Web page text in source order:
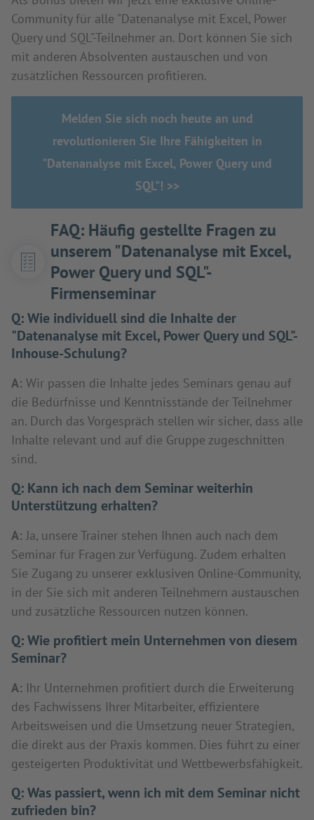
Community für alle "Datenanalyse mit Excel, Power
Query und SQL"-Teilnehmer an. Dort können Sie sich
mit anderen Absolventen austauschen und von
zusätzlichen Ressourcen profitieren.
Melden Sie sich noch heute an und
revolutionieren Sie Ihre Fähigkeiten in
"Datenanalyse mit Excel, Power Query und
SQL"! >>
FAQ: Häufig gestellte Fragen zu
unserem "Datenanalyse mit Excel,
Power Query und SQL"-
Firmenseminar
Q:Wie individuell sind die Inhalte der
"Datenanalyse mit Excel, Power Query und SQL"-
Inhouse-Schulung?
A: Wir passen die Inhalte jedes Seminars genau auf
die Bedürfnisse und Kenntnisstände der Teilnehmer
an. Durch das Vorgespräch stellen wir sicher, dass alle
Inhalte relevant und auf die Gruppe zugeschnitten
sind.
Q: Kann ich nach dem Seminar weiterhin
Unterstützung erhalten?
A: Ja, unsere Trainer stehen Ihnen auch nach dem
Seminar für Fragen zur Verfügung. Zudem erhalten
Sie Zugang zu unserer exklusiven Online-Community,
in der Sie sich mit anderen Teilnehmern austauschen
und zusätzliche Ressourcen nutzen können.
Q:Wie profitiert mein Unternehmen von diesem
Seminar?
A: Ihr Unternehmen profitiert durch die Erweiterung
des Fachwissens Ihrer Mitarbeiter, effizientere
Arbeitsweisen und die Umsetzung neuer Strategien,
die direkt aus der Praxis kommen. Dies führt zu einer
gesteigerten Produktivität und Wettbewerbsfähigkeit.
Q:Was passiert, wenn ich mit dem Seminar nicht
zufrieden bin?